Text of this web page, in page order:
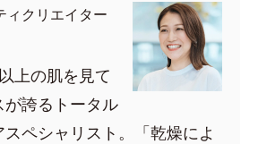
ィクリエイター
上の肌を見て
が誇るトータル
ペシャリスト。「乾燥によ